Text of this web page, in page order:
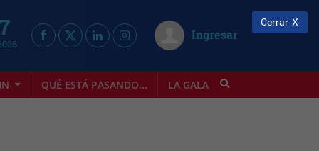
Ingresar
QUÉ ESTÁ PASANDO... LA GALA INFOSTYLE
Cerrar